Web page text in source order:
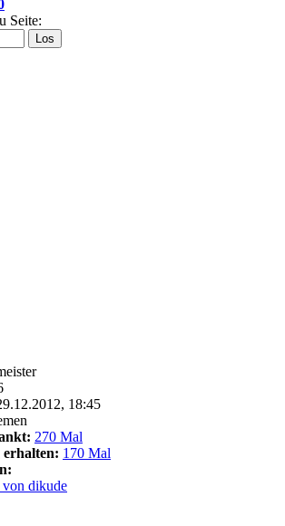
Seite:
18:45
270 Mal
erhalten: 170 Mal
dikude